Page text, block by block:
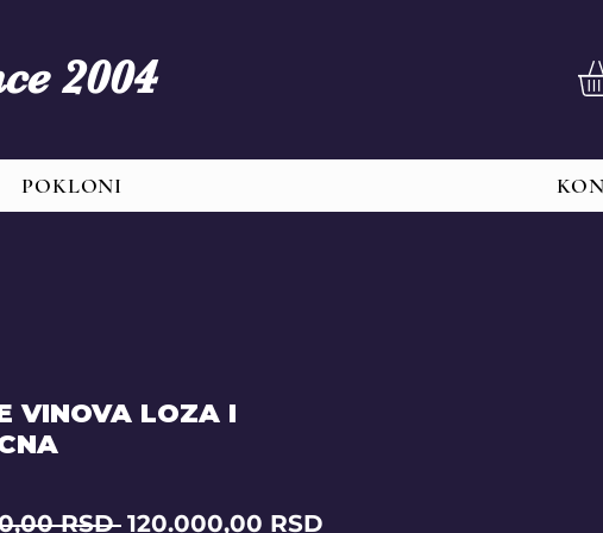
2004
POKLONI
VINOVA LOZA I
RSD Regular
120.000,00 RSD